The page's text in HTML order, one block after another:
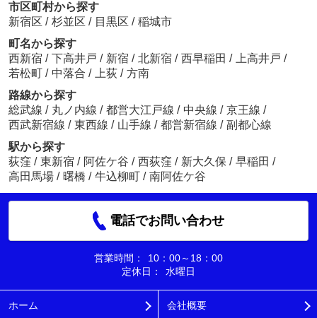
市区町村から探す
新宿区 / 杉並区 / 目黒区 / 稲城市
町名から探す
西新宿 / 下高井戸 / 新宿 / 北新宿 / 西早稲田 / 上高井戸 /
若松町 / 中落合 / 上荻 / 方南
路線から探す
総武線 / 丸ノ内線 / 都営大江戸線 / 中央線 / 京王線 /
西武新宿線 / 東西線 / 山手線 / 都営新宿線 / 副都心線
駅から探す
荻窪 / 東新宿 / 阿佐ケ谷 / 西荻窪 / 新大久保 / 早稲田 /
高田馬場 / 曙橋 / 牛込柳町 / 南阿佐ケ谷
電話でお問い合わせ
営業時間：
10：00～18：00
定休日：
水曜日
ホーム 会社概要